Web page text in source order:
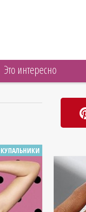
Это интересно